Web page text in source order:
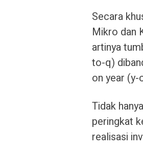
Secara
Mikro dan
artinya
to-q)
on year (y-
Tidak
peringkat
realisasi